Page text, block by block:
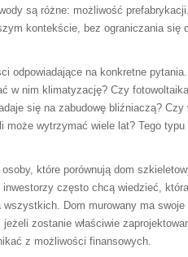
są różne: możliwość
kontekście, bez ograniczania się
odpowiadające na konkretne
w nim klimatyzację? Czy
się na zabudowę bliźniaczą? Czy
wytrzymać wiele lat? Tego
które porównują dom
często chcą wiedzieć,
wszystkich. Dom murowany ma
zostanie właściwie
z możliwości finansowych.